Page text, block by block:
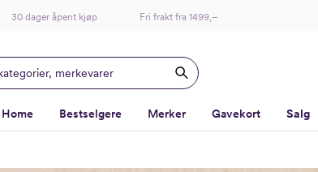
30 dager åpent kjøp Fri frakt fra 1499,–
Home Bestselgere Merker Gavekort Salg